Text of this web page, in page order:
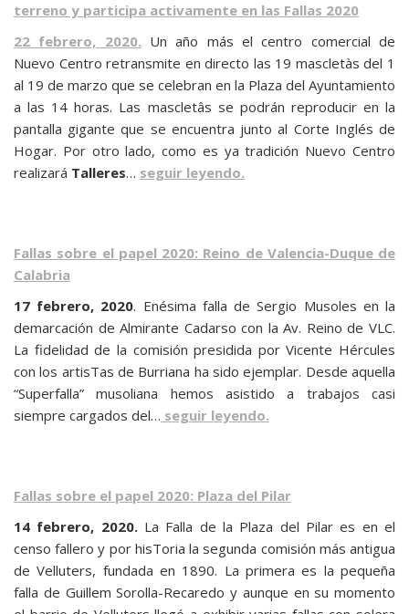
terreno y participa activamente en las Fallas 2020
22 febrero, 2020. Un año más el centro comercial de
Nuevo Centro retransmite en directo las 19 mascletàs del 1
al 19 de marzo que se celebran en la Plaza del Ayuntamiento
a las 14 horas. Las mascletâs se podrán reproducir en la
pantalla gigante que se encuentra junto al Corte Inglés de
Hogar. Por otro lado, como es ya tradición Nuevo Centro
realizará Talleres… seguir leyendo.
Fallas sobre el papel 2020: Reino de Valencia-Duque de
Calabria
17 febrero, 2020. Enésima falla de Sergio Musoles en la
demarcación de Almirante Cadarso con la Av. Reino de VLC.
La fidelidad de la comisión presidida por Vicente Hércules
con los artisTas de Burriana ha sido ejemplar. Desde aquella
“Superfalla” musoliana hemos asistido a trabajos casi
siempre cargados del… seguir leyendo.
Fallas sobre el papel 2020: Plaza del Pilar
14 febrero, 2020. La Falla de la Plaza del Pilar es en el
censo fallero y por hisToria la segunda comisión más antigua
de Velluters, fundada en 1890. La primera es la pequeña
falla de Guillem Sorolla-Recaredo y aunque en su momento